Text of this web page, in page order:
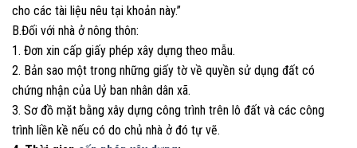
cho các tài liệu nêu tại khoản này.”
B.Đối với nhà ở nông thôn:
1. Đơn xin cấp giấy phép xây dựng theo mẫu.
2. Bản sao một trong những giấy tờ về quyền sử dụng đất có
chứng nhận của Uỷ ban nhân dân xã.
3. Sơ đồ mặt bằng xây dựng công trình trên lô đất và các công
trình liền kề nếu có do chủ nhà ở đó tự vẽ.